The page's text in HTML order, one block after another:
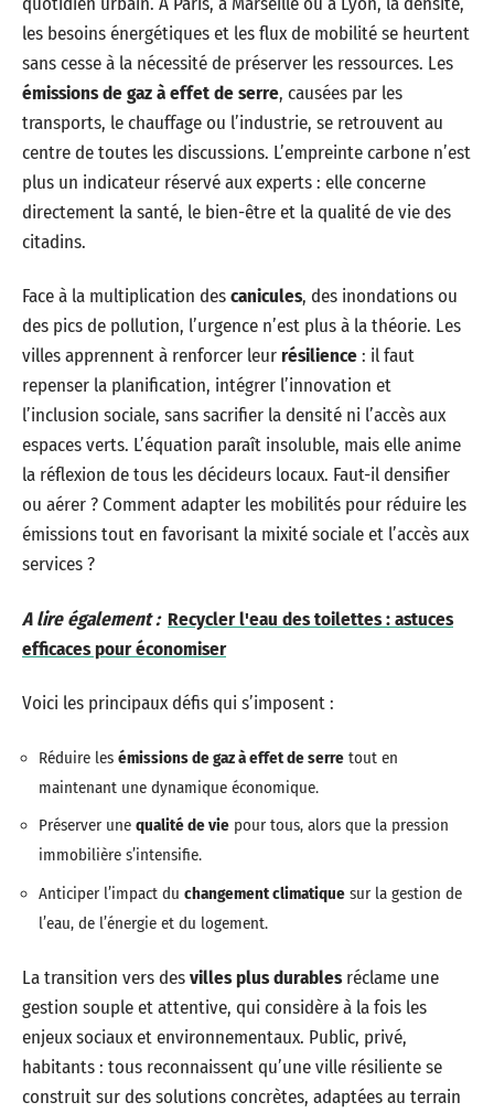
les besoins énergétiques et les flux de mobilité se heurtent
sans cesse à la nécessité de préserver les ressources. Les
émissions de gaz à effet de serre, causées par les
transports, le chauffage ou l’industrie, se retrouvent au
centre de toutes les discussions. L’empreinte carbone n’est
plus un indicateur réservé aux experts : elle concerne
directement la santé, le bien-être et la qualité de vie des
citadins.
Face à la multiplication descanicules, des inondations ou
des pics de pollution, l’urgence n’est plus à la théorie. Les
villes apprennent à renforcer leurrésilience: il faut
repenser la planification, intégrer l’innovation et
l’inclusion sociale, sans sacrifier la densité ni l’accès aux
espaces verts. L’équation paraît insoluble, mais elle anime
la réflexion de tous les décideurs locaux. Faut-il densifier
ou aérer ? Comment adapter les mobilités pour réduire les
émissions tout en favorisant la mixité sociale et l’accès aux
services ?
A lire également : Recycler l'eau des toilettes : astuces
efficaces pour économiser
Voici les principaux défis qui s’imposent :
Réduire les émissions de gaz à effet de serre tout en
maintenant une dynamique économique.
Préserver une qualité de vie pour tous, alors que la pression
immobilière s’intensifie.
Anticiper l’impact du changement climatique sur la gestion de
l’eau, de l’énergie et du logement.
La transition vers desvilles plus durablesréclame une
gestion souple et attentive, qui considère à la fois les
enjeux sociaux et environnementaux. Public, privé,
habitants : tous reconnaissent qu’une ville résiliente se
construit sur des solutions concrètes, adaptées au terrain